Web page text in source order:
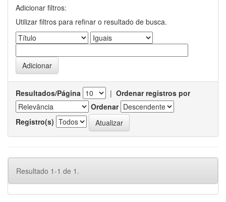
Adicionar filtros:
Utilizar filtros para refinar o resultado de busca.
Resultados/Página | Ordenar registros por
Ordenar
Registro(s)
Resultado 1-1 de 1.